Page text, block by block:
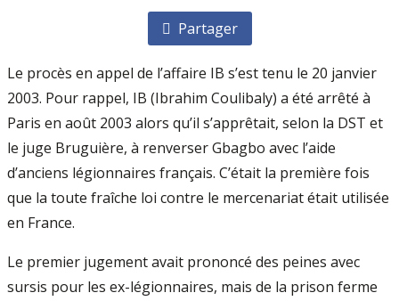
Partager
Le procès en appel de l’affaire IB s’est tenu le 20 janvier
2003. Pour rappel, IB (Ibrahim Coulibaly) a été arrêté à
Paris en août 2003 alors qu’il s’apprêtait, selon la DST et
le juge Bruguière, à renverser Gbagbo avec l’aide
d’anciens légionnaires français. C’était la première fois
que la toute fraîche loi contre le mercenariat était utilisée
en France.
Le premier jugement avait prononcé des peines avec
sursis pour les ex-légionnaires, mais de la prison ferme